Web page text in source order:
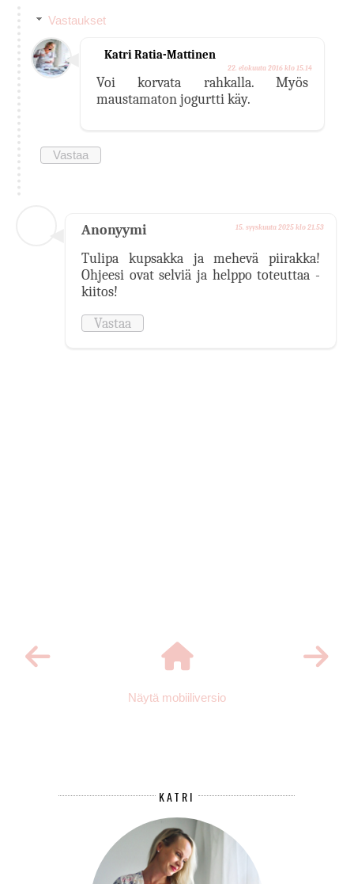
Vastaukset
Katri Ratia-Mattinen
22. elokuuta 2016 klo 15.14
Voi korvata rahkalla. Myös
maustamaton jogurtti käy.
Vastaa
Anonyymi 15. syyskuuta 2025 klo 21.53
Tulipa kupsakka ja mehevä piirakka!
Ohjeesi ovat selviä ja helppo toteuttaa -
kiitos!
Vastaa
Näytä mobiiliversio
KATRI